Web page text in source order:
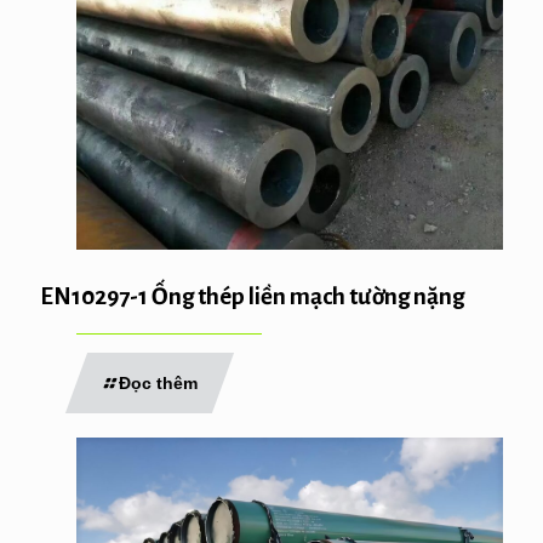
EN10297-1 Ống thép liền mạch tường nặng
Đọc thêm